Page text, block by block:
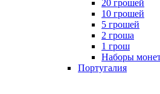
20 грошей
10 грошей
5 грошей
2 гроша
1 грош
Наборы
Португалия